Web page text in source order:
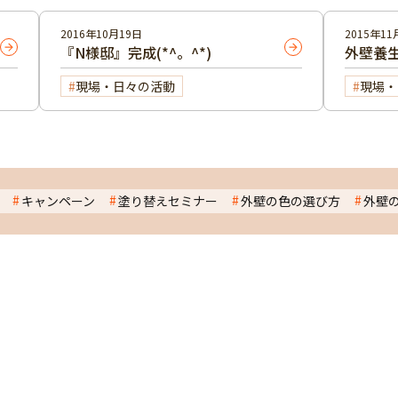
2016年10月19日
『N様邸』完成(*^。^*)
現場・日々の活動
2015年11
外壁養
現場
キャンペーン 塗り替えセミナー 外壁の色の選び方 外壁